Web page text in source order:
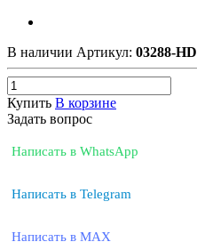
В наличии Артикул: 03288-HD
Купить В корзине
Задать вопрос
Написать в WhatsApp
Написать в Telegram
Написать в MAX